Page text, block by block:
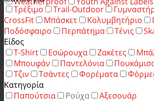
Τρέξιμο
Trail-Outdoor
CrossFit
Μπάσκετ Κολυμβητήριο
Ποδόσφαιρο
Περπάτημα Τένις
Είδος
T-Shirt
Εσώρουχα Ζακέτες
Μπουφάν
Παντελόνια
Τζιν
Τσάντες Φορέματα
Κατηγορία
Παπούτσια
Ρούχα
Αξεσουάρ